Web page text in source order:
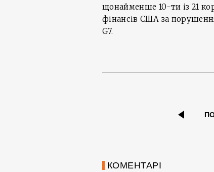
щонайменше 10-ти із 21
фінансів США за
G7.
КОМЕНТАРІ